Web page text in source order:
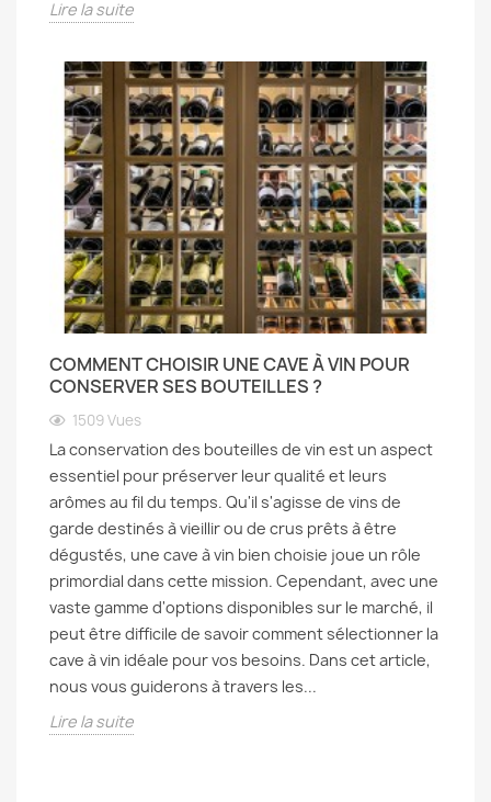
Lire la suite
COMMENT CHOISIR UNE CAVE À VIN POUR
CONSERVER SES BOUTEILLES ?
1509Vues
La conservation des bouteilles de vin est un aspect
essentiel pour préserver leur qualité et leurs
arômes au fil du temps. Qu'il s'agisse de vins de
garde destinés à vieillir ou de crus prêts à être
dégustés, une cave à vin bien choisie joue un rôle
primordial dans cette mission. Cependant, avec une
vaste gamme d'options disponibles sur le marché, il
peut être difficile de savoir comment sélectionner la
cave à vin idéale pour vos besoins. Dans cet article,
nous vous guiderons à travers les...
Lire la suite